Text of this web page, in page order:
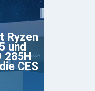
Ryzen
und
285H
CES